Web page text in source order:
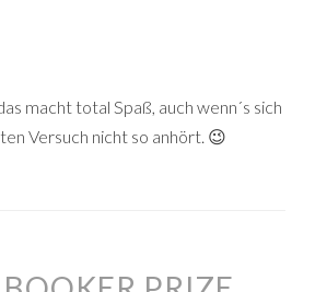
macht total Spaß, auch wenn´s sich
Versuch nicht so anhört. 😉